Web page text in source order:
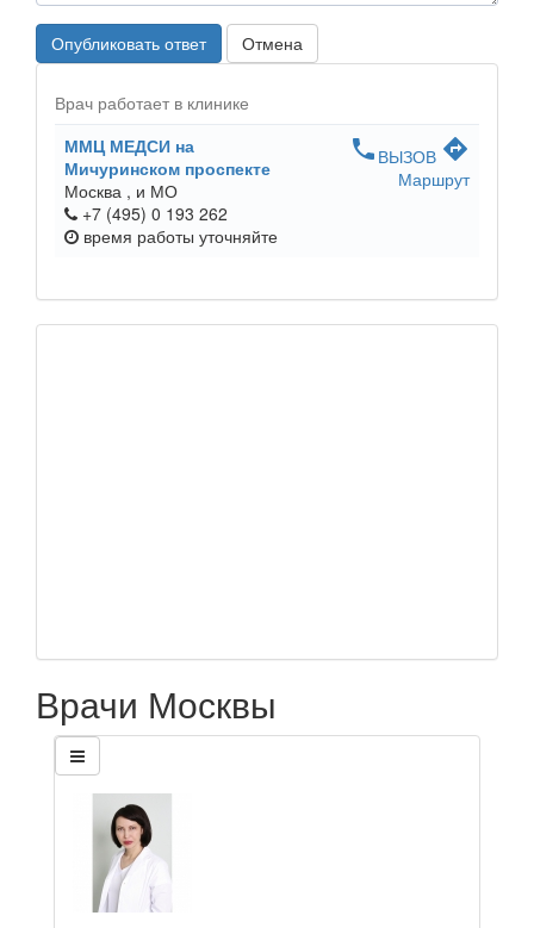
Опубликовать ответ Отмена
Врач работает в клинике
ММЦ МЕДСИ на
Мичуринском проспекте
Москва , и МО
+7 (495) 0 193 262
время работы уточняйте
phone ВЫЗОВ directions
Маршрут
Врачи Москвы